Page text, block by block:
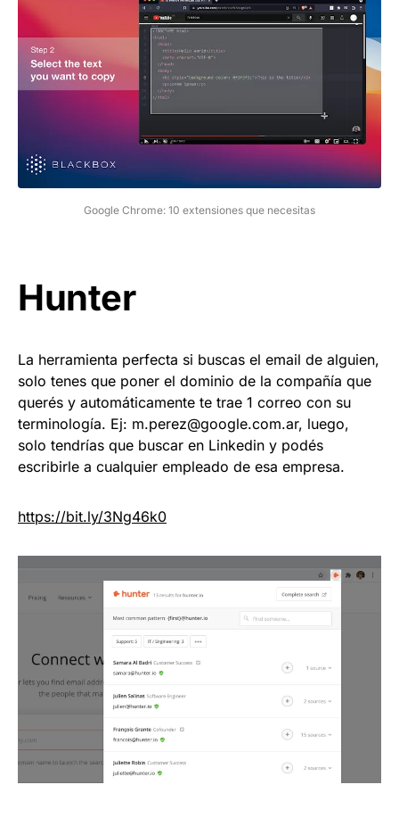
Google Chrome: 10 extensiones que necesitas
Hunter
La herramienta perfecta si buscas el email de alguien,
solo tenes que poner el dominio de la compañía que
querés y automáticamente te trae 1 correo con su
terminología. Ej: m.perez@google.com.ar, luego,
solo tendrías que buscar en Linkedin y podés
escribirle a cualquier empleado de esa empresa.
https://bit.ly/3Ng46k0